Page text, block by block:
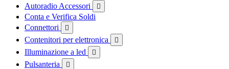
Autoradio Accessori

Conta e Verifica Soldi
Connettori

Contenitori per elettronica 
Illuminazione a led 
Pulsanteria 